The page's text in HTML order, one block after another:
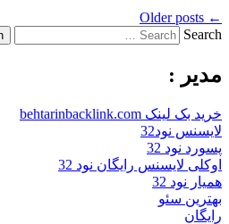
←
Search
مدیر :
خرید بک لینک behtarinbacklink.com
لایسنس نود32
پسورد نود 32
اوکلی لایسنس رایگان نود 32
همیار نود 32
بهترین سئو
رایگان